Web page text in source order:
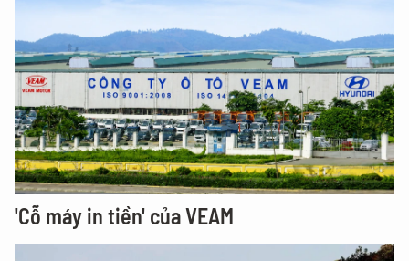
'Cỗ máy in tiền' của VEAM